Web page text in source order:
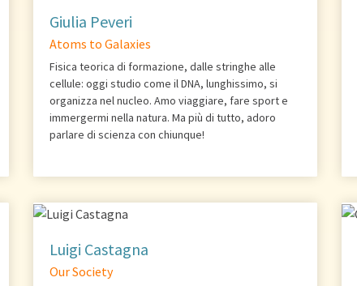
Giulia Peveri
Atoms to Galaxies
Fisica teorica di formazione, dalle stringhe alle
cellule: oggi studio come il DNA, lunghissimo, si
organizza nel nucleo. Amo viaggiare, fare sport e
immergermi nella natura. Ma più di tutto, adoro
parlare di scienza con chiunque!
Luigi Castagna
Our Society